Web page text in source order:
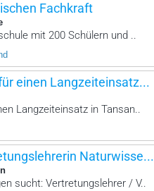
Fachkraft
mit 200 Schülern und ..
einen Langzeiteinsatz...
Langzeiteinsatz in Tansan..
Naturwisse...
sucht: Vertretungslehrer / V..